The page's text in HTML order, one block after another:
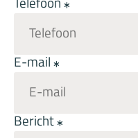
Telefoon
E-mail
Bericht